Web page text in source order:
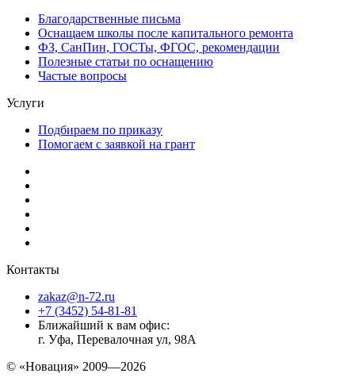
Благодарственные письма
Оснащаем школы после капитального ремонта
ФЗ, СанПин, ГОСТы, ФГОС, рекомендации
Полезные статьи по оснащению
Частые вопросы
Услуги
Подбираем по приказу
Помогаем с заявкой на грант
Контакты
zakaz@n-72.ru
+7 (3452) 54-81-81
Ближайший к вам офис:
г. Уфа, Перевалочная ул, 98А
© «Новация» 2009—2026